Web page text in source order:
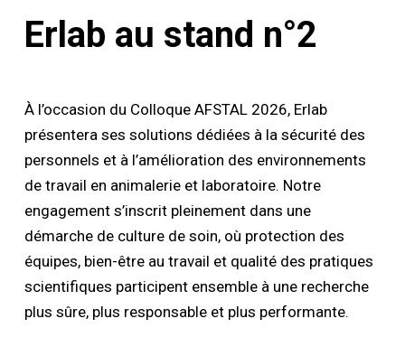
Erlab au stand n°2
À l’occasion du Colloque AFSTAL 2026, Erlab
présentera ses solutions dédiées à la sécurité des
personnels et à l’amélioration des environnements
de travail en animalerie et laboratoire. Notre
engagement s’inscrit pleinement dans une
démarche de culture de soin, où protection des
équipes, bien-être au travail et qualité des pratiques
scientifiques participent ensemble à une recherche
plus sûre, plus responsable et plus performante.